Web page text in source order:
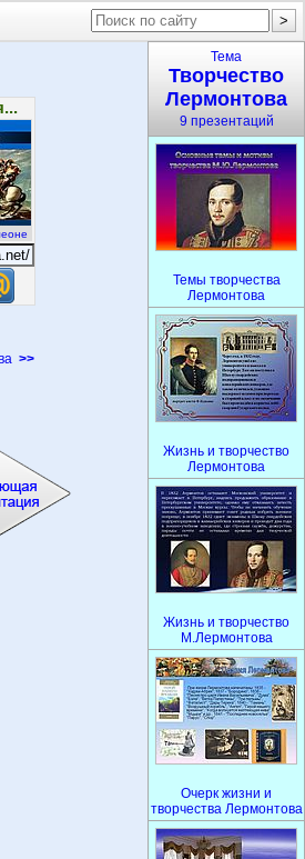
>>
Тема
Творчество
Лермонтова
9 презентаций
Темы творчества
Лермонтова
Жизнь и творчество
Лермонтова
Жизнь и творчество
М.Лермонтова
Очерк жизни и
творчества Лермонтова